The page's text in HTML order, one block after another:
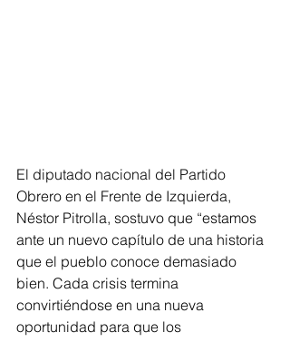
El diputado nacional del Partido
Obrero en el Frente de Izquierda,
Néstor Pitrolla, sostuvo que “estamos
ante un nuevo capítulo de una historia
que el pueblo conoce demasiado
bien. Cada crisis termina
convirtiéndose en una nueva
oportunidad para que los